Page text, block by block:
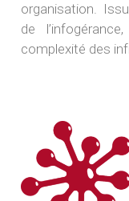
organisation.
de
complexité des